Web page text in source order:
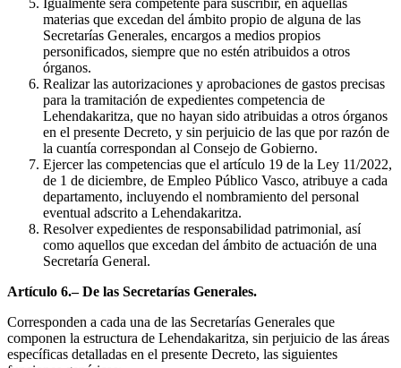
materias que excedan del ámbito propio de alguna de las
Secretarías Generales, encargos a medios propios
personificados, siempre que no estén atribuidos a otros
órganos.
Realizar las autorizaciones y aprobaciones de gastos precisas
para la tramitación de expedientes competencia de
Lehendakaritza, que no hayan sido atribuidas a otros órganos
en el presente Decreto, y sin perjuicio de las que por razón de
la cuantía correspondan al Consejo de Gobierno.
Ejercer las competencias que el artículo 19 de la Ley 11/2022,
de 1 de diciembre, de Empleo Público Vasco, atribuye a cada
departamento, incluyendo el nombramiento del personal
eventual adscrito a Lehendakaritza.
Resolver expedientes de responsabilidad patrimonial, así
como aquellos que excedan del ámbito de actuación de una
Secretaría General.
Artículo 6.– De las Secretarías Generales.
Corresponden a cada una de las Secretarías Generales que
componen la estructura de Lehendakaritza, sin perjuicio de las áreas
específicas detalladas en el presente Decreto, las siguientes